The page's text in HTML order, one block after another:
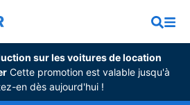
sur les voitures de location
Cette promotion est valable jusqu'à
en dès aujourd'hui !